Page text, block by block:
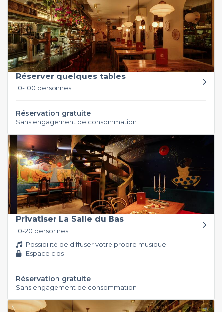
Réserver quelques tables
10-100 personnes
Réservation gratuite
Sans engagement de consommation
Privatiser La Salle du Bas
10-20 personnes
Possibilité de diffuser votre propre musique
Espace clos
Réservation gratuite
Sans engagement de consommation